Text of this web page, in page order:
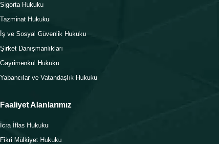
Sigorta Hukuku
Tazminat Hukuku
İş ve Sosyal Güvenlik Hukuku
Şirket Danışmanlıkları
Gayrimenkul Hukuku
Yabancılar ve Vatandaşlık Hukuku
Faaliyet Alanlarımız
İcra İflas Hukuku
Fikri Mülkiyet Hukuku